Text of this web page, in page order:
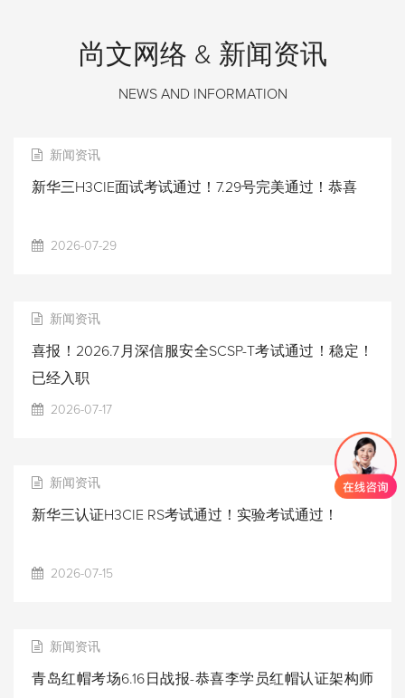
尚文网络 & 新闻资讯
NEWS AND INFORMATION
新闻资讯
新华三H3CIE面试考试通过！7.29号完美通过！恭喜
2026-07-29
新闻资讯
喜报！2026.7月深信服安全SCSP-T考试通过！稳定！
已经入职
2026-07-17
新闻资讯
新华三认证H3CIE RS考试通过！实验考试通过！
2026-07-15
新闻资讯
青岛红帽考场6.16日战报-恭喜李学员红帽认证架构师